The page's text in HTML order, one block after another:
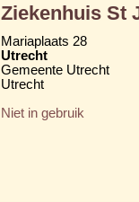
Ziekenhuis St
Mariaplaats 28
Utrecht
Gemeente Utrecht
Utrecht
Niet in gebruik